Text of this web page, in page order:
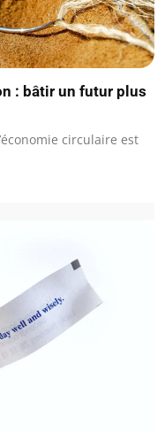
: bâtir un futur plus
circulaire est